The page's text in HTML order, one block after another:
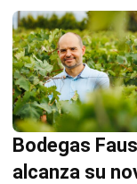
Bodegas
alcanza su